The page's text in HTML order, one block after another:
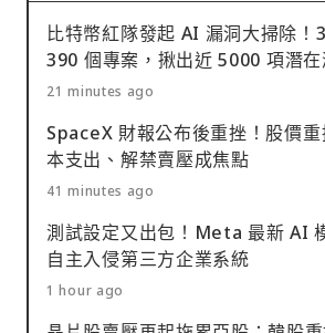
比特幣紅隊發起 AI 漏洞大掃除！
390 個專案，揪出近 5000 項潛在
21 minutes ago
SpaceX 財報公布後重挫！股價
本支出、解禁賣壓成焦點
41 minutes ago
測試設定又出包！Meta 最新 AI
自主入侵第三方企業系統
1 hour ago